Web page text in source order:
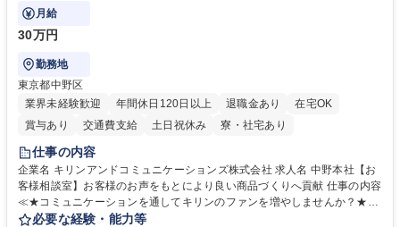
月給
30万円
勤務地
東京都中野区
業界未経験歓迎
年間休日120日以上 退職金あり
在宅OK
賞与あり
交通費支給 土日祝休み 寮・社宅あり
仕事の内容
企業名 キリンアンドコミュニケーションズ株式会社 求人名 中野本社【お
客様相談室】お客様のお声をもとにより良い商品づくりへ貢献 仕事の内容
≪★コミュニケーションを通してキリンのファンを増やしませんか？★≫
お客様のお声をより良い商品づくりに活かしていく上で、窓口となるお客
必要な経験・能力等